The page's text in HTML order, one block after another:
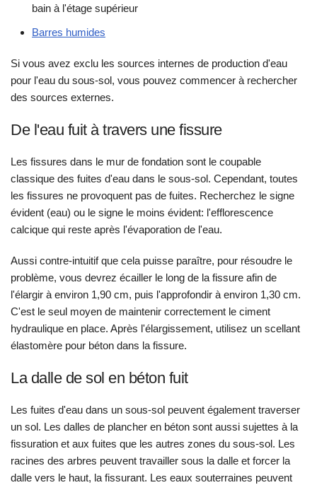
bain à l'étage supérieur
Barres humides
Si vous avez exclu les sources internes de production d'eau
pour l'eau du sous-sol, vous pouvez commencer à rechercher
des sources externes.
De l'eau fuit à travers une fissure
Les fissures dans le mur de fondation sont le coupable
classique des fuites d'eau dans le sous-sol. Cependant, toutes
les fissures ne provoquent pas de fuites. Recherchez le signe
évident (eau) ou le signe le moins évident: l'efflorescence
calcique qui reste après l'évaporation de l'eau.
Aussi contre-intuitif que cela puisse paraître, pour résoudre le
problème, vous devrez écailler le long de la fissure afin de
l'élargir à environ 1,90 cm, puis l'approfondir à environ 1,30 cm.
C'est le seul moyen de maintenir correctement le ciment
hydraulique en place. Après l'élargissement, utilisez un scellant
élastomère pour béton dans la fissure.
La dalle de sol en béton fuit
Les fuites d'eau dans un sous-sol peuvent également traverser
un sol. Les dalles de plancher en béton sont aussi sujettes à la
fissuration et aux fuites que les autres zones du sous-sol. Les
racines des arbres peuvent travailler sous la dalle et forcer la
dalle vers le haut, la fissurant. Les eaux souterraines peuvent